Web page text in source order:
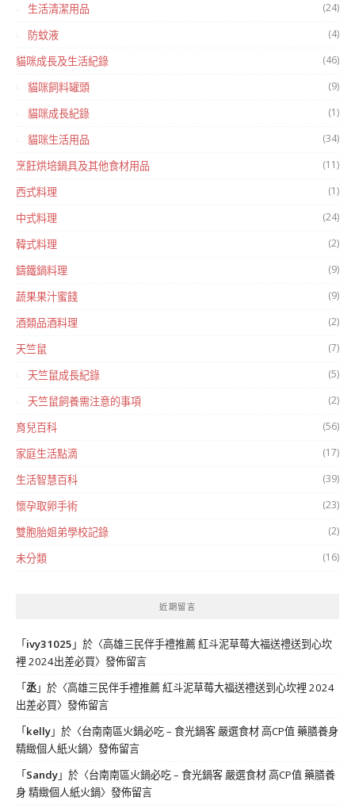
生活清潔用品 (24)
防蚊液 (4)
貓咪成長及生活紀錄 (46)
貓咪飼料罐頭 (9)
貓咪成長紀錄 (1)
貓咪生活用品 (34)
烹飪烘培鍋具及其他食材用品 (11)
西式料理 (1)
中式料理 (24)
韓式料理 (2)
鑄鐵鍋料理 (9)
蔬果果汁蜜餞 (9)
酒類品酒料理 (2)
天竺鼠 (7)
天竺鼠成長紀錄 (5)
天竺鼠飼養需注意的事項 (2)
育兒百科 (56)
家庭生活點滴 (17)
生活智慧百科 (39)
懷孕取卵手術 (23)
雙胞胎姐弟學校記錄 (2)
未分類 (16)
近期留言
「 ivy31025 」於〈高雄三民伴手禮推薦 紅斗泥草莓大福送禮送到心坎
裡 2024出差必買〉發佈留言
「丞」於〈高雄三民伴手禮推薦 紅斗泥草莓大福送禮送到心坎裡 2024
出差必買〉發佈留言
「 kelly」於〈台南南區火鍋必吃 – 食光鍋客 嚴選食材 高CP值 藥膳養身
精緻個人紙火鍋〉發佈留言
「 Sandy」於〈台南南區火鍋必吃 – 食光鍋客 嚴選食材 高CP值 藥膳養
身 精緻個人紙火鍋〉發佈留言